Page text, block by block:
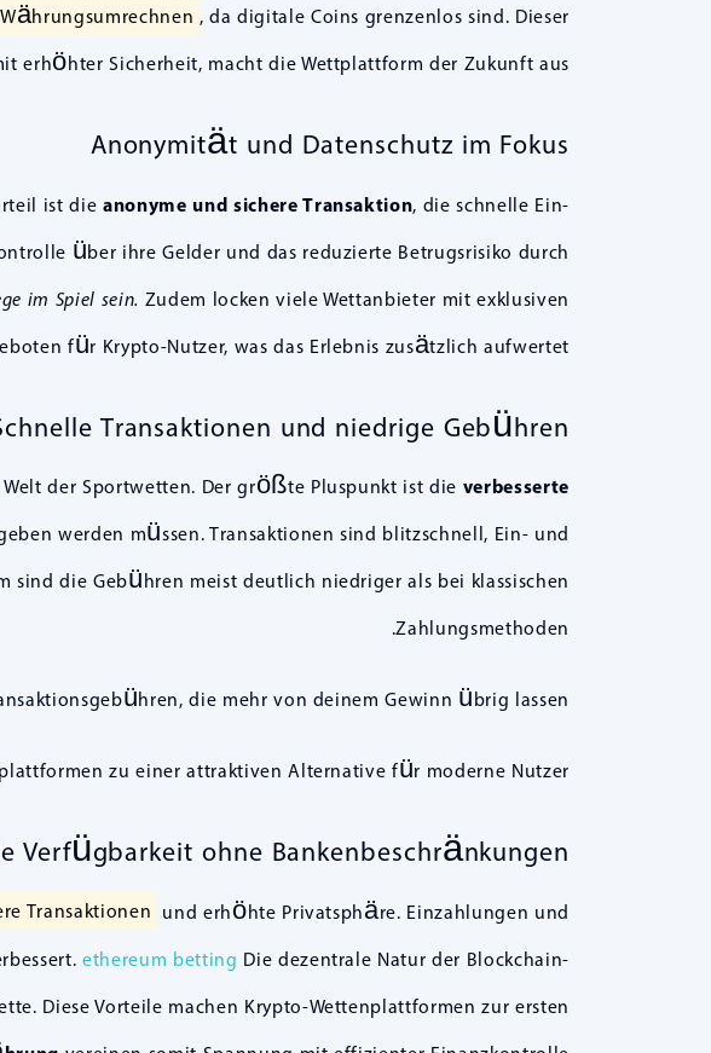
Währungsumrechnen , da digitale Coins grenzenlos sind. Dieser
erhöhter Sicherheit, macht die Wettplattform der Zukunft aus.
Anonymität und Datenschutz im Fokus
ist die anonyme und sichere Transaktion, die schnelle Ein-
über ihre Gelder und das reduzierte Betrugsrisiko durch
im Spiel sein. Zudem locken viele Wettanbieter mit exklusiven
für Krypto-Nutzer, was das Erlebnis zusätzlich aufwertet.
Transaktionen und niedrige Gebühren
der Sportwetten. Der größte Pluspunkt ist die verbesserte
werden müssen. Transaktionen sind blitzschnell, Ein- und
die Gebühren meist deutlich niedriger als bei klassischen
Zahlungsmethoden.
die mehr von deinem Gewinn übrig lassen.
zu einer attraktiven Alternative für moderne Nutzer.
Verfügbarkeit ohne Bankenbeschränkungen
Transaktionen und erhöhte Privatsphäre. Einzahlungen und
ethereum betting Die dezentrale Natur der Blockchain-
Diese Vorteile machen Krypto-Wettenplattformen zur ersten